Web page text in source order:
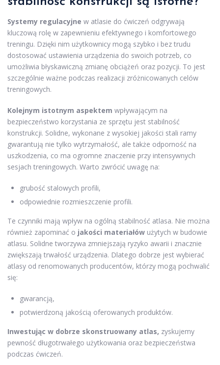
Systemy regulacyjne w atlasie do ćwiczeń odgrywają
kluczową rolę w zapewnieniu efektywnego i komfortowego
treningu. Dzięki nim użytkownicy mogą szybko i bez trudu
dostosować ustawienia urządzenia do swoich potrzeb, co
umożliwia błyskawiczną zmianę obciążeń oraz pozycji. To jest
szczególnie ważne podczas realizacji zróżnicowanych celów
treningowych.
Kolejnym istotnym aspektem wpływającym na
bezpieczeństwo korzystania ze sprzętu jest stabilność
konstrukcji. Solidne, wykonane z wysokiej jakości stali ramy
gwarantują nie tylko wytrzymałość, ale także odporność na
uszkodzenia, co ma ogromne znaczenie przy intensywnych
sesjach treningowych. Warto zwrócić uwagę na:
grubość stalowych profili,
odpowiednie rozmieszczenie profili.
Te czynniki mają wpływ na ogólną stabilność atlasa. Nie można
również zapominać o jakości materiałów użytych w budowie
atlasu. Solidne tworzywa zmniejszają ryzyko awarii i znacznie
zwiększają trwałość urządzenia. Dlatego dobrze jest wybierać
atlasy od renomowanych producentów, którzy mogą pochwalić
się:
gwarancją,
potwierdzoną jakością oferowanych produktów.
Inwestując w dobrze skonstruowany atlas, zyskujemy
pewność długotrwałego użytkowania oraz bezpieczeństwa
podczas ćwiczeń.